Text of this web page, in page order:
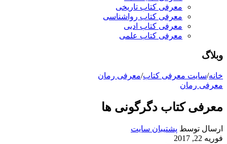
معرفی کتاب تاریخی
معرفی کتاب رواشناسی
معرفی کتاب ادبی
معرفی کتاب علمی
وبلاگ
خانه/سایت معرفی کتاب/معرفی رمان
معرفی رمان
معرفی کتاب دگرگونی ها
ارسال توسط پشتیبان سایت
فوریه 22, 2017